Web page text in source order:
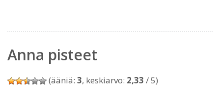
Anna pisteet
(ääniä: 3, keskiarvo: 2,33 / 5)